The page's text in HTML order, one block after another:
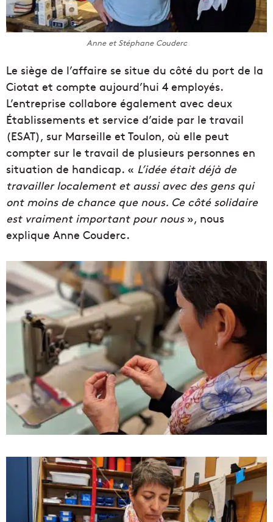
Anne et Stéphane Couderc
Le siège de l’affaire se situe du côté du port de la
Ciotat et compte aujourd’hui 4 employés.
L’entreprise collabore également avec deux
Établissements et service d’aide par le travail
(ESAT), sur Marseille et Toulon, où elle peut
compter sur le travail de plusieurs personnes en
situation de handicap. « L’idée était déjà de
travailler localement et aussi avec des gens qui
ont moins de chance que nous. Ce côté solidaire
est vraiment important pour nous», nous
explique Anne Couderc.